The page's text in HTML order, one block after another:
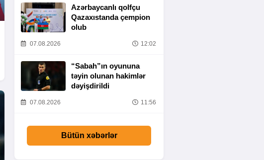
Azərbaycanlı qolfçu
Qazaxıstanda çempion
olub
07.08.2026 12:02
“Sabah”ın oyununa
təyin olunan hakimlər
dəyişdirildi
07.08.2026 11:56
Bütün xəbərlər